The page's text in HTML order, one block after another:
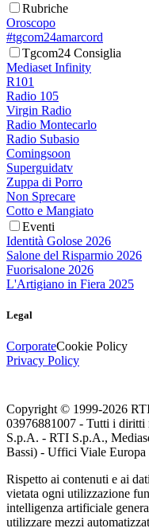
Rubriche
Oroscopo
#tgcom24amarcord
Tgcom24 Consiglia
Mediaset Infinity
R101
Radio 105
Virgin Radio
Radio Montecarlo
Radio Subasio
Comingsoon
Superguidatv
Zuppa di Porro
Non Sprecare
Cotto e Mangiato
Eventi
Identità Golose 2026
Salone del Risparmio 2026
Fuorisalone 2026
L'Artigiano in Fiera 2025
Legal
CorporateCookie Policy
Privacy Policy
Copyright © 1999-2026
03976881007 - Tutti i diritti
S.p.A. - RTI S.p.A.,
Bassi) - Uffici Viale
Rispetto ai contenuti e ai
vietata ogni utilizzazione
intelligenza artificiale
utilizzare mezzi